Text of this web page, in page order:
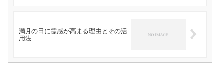
満月の日に霊感が高まる理由とその活
用法